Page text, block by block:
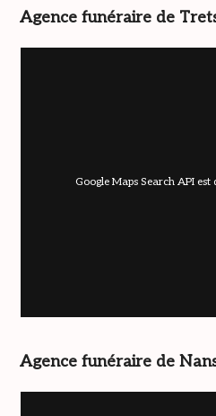
Agence funéraire de
Google Maps Search API est
Agence funéraire de